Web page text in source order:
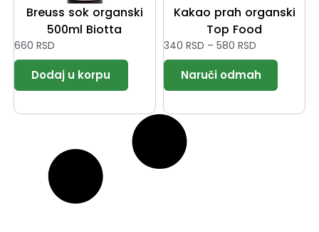
Breuss sok organski
500ml Biotta
660 RSD
Kakao prah organski
Top Food
340 RSD – 580 RSD